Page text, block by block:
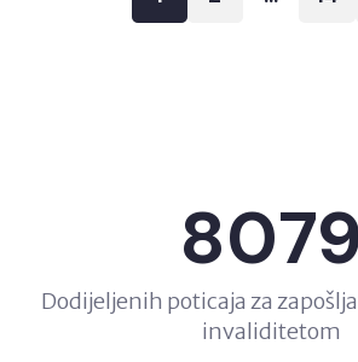
pagination
8079
Dodijeljenih poticaja za
invaliditetom